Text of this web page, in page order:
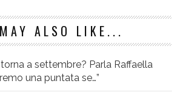
ALSO LIKE...
a settembre? Parla Raffaella
una puntata se…”